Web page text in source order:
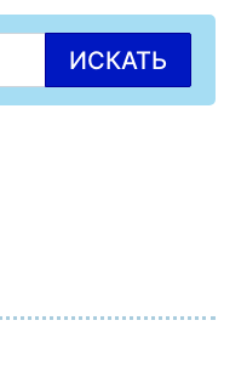
ИСКАТЬ